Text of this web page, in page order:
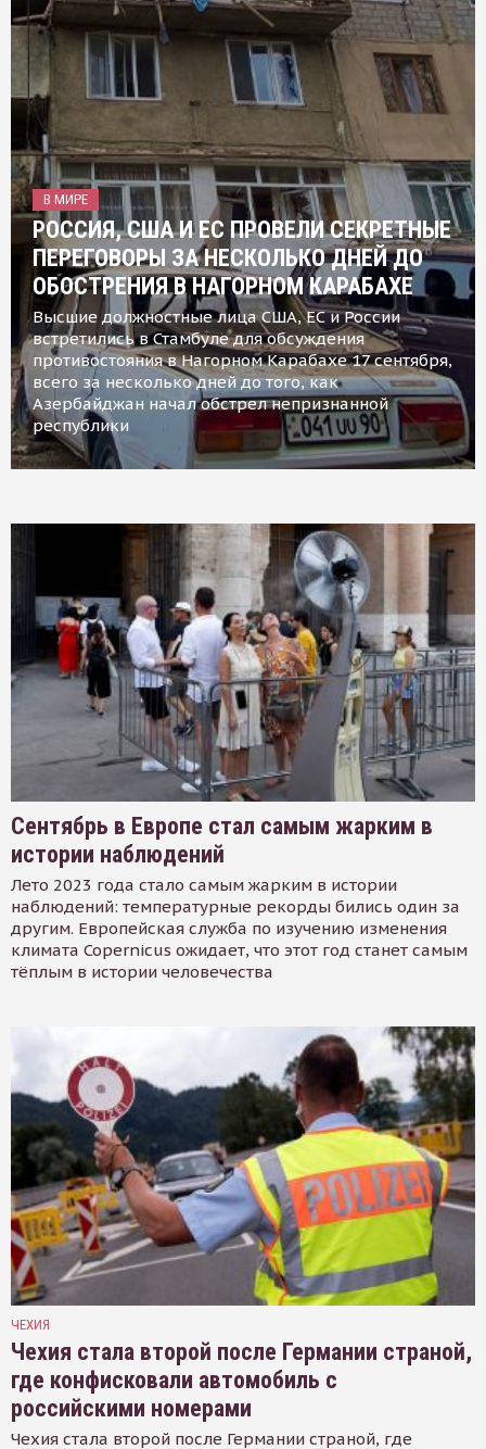
В МИРЕ
РОССИЯ, США И ЕС ПРОВЕЛИ СЕКРЕТНЫЕ
ПЕРЕГОВОРЫ ЗА НЕСКОЛЬКО ДНЕЙ ДО
ОБОСТРЕНИЯ В НАГОРНОМ КАРАБАХЕ
Высшие должностные лица США, ЕС и России
встретились в Стамбуле для обсуждения
противостояния в Нагорном Карабахе 17 сентября,
всего за несколько дней до того, как
Азербайджан начал обстрел непризнанной
республики
Сентябрь в Европе стал самым жарким в
истории наблюдений
Лето 2023 года стало самым жарким в истории
наблюдений: температурные рекорды бились один за
другим. Европейская служба по изучению изменения
климата Copernicus ожидает, что этот год станет самым
тёплым в истории человечества
ЧЕХИЯ
Чехия стала второй после Германии страной,
где конфисковали автомобиль с
российскими номерами
Чехия стала второй после Германии страной, где